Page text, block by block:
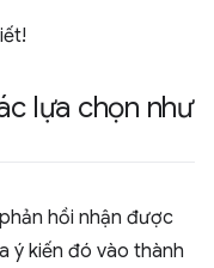
lựa chọn như
hồi nhận được
ý kiến đó vào thành